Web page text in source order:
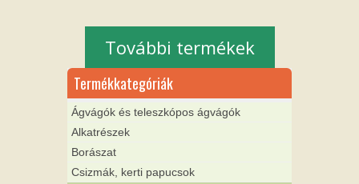
További termékek
Termékkategóriák
Ágvágók és teleszkópos ágvágók
Alkatrészek
Borászat
Csizmák, kerti papucsok